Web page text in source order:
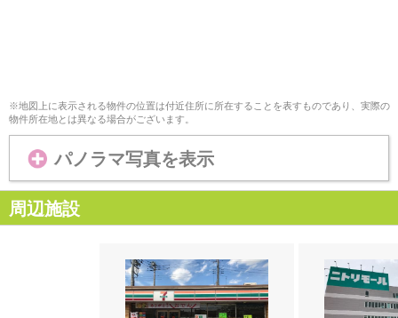
※地図上に表示される物件の位置は付近住所に所在することを表すものであり、実際の
物件所在地とは異なる場合がございます。
パノラマ写真を表示
周辺施設